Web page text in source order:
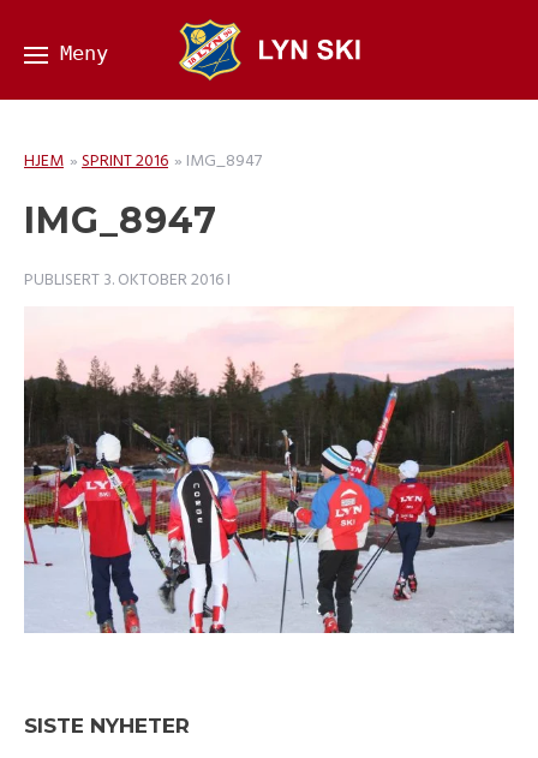
HJEM »SPRINT 2016 » IMG_8947
IMG_8947
PUBLISERT3. OKTOBER 2016I
SISTE NYHETER